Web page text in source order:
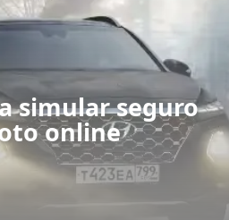
simular seguro
online